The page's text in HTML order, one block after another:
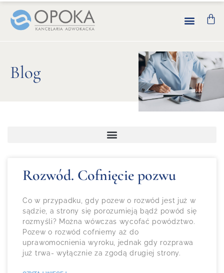
Blog
Rozwód. Cofnięcie pozwu
Co w przypadku, gdy pozew o rozwód jest już w
sądzie, a strony się porozumieją bądź powód się
rozmyśli? Można wówczas wycofać powództwo.
Pozew o rozwód cofniemy aż do
uprawomocnienia wyroku, jednak gdy rozprawa
już trwa- wyłącznie za zgodą drugiej strony.